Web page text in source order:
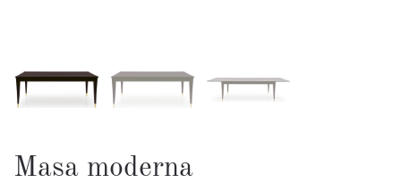
Masa moderna